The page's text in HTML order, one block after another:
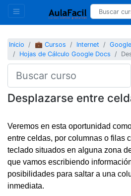
Inicio 💼 Cursos Internet
Google
Hojas de Cálculo Google Docs
Desplazarse entre
Veremos en esta oportunidad
entre celdas, por columnas o filas
teclado situados en alguna zona
que vamos escribiendo
posibilidades para saltar a una
inmediata.